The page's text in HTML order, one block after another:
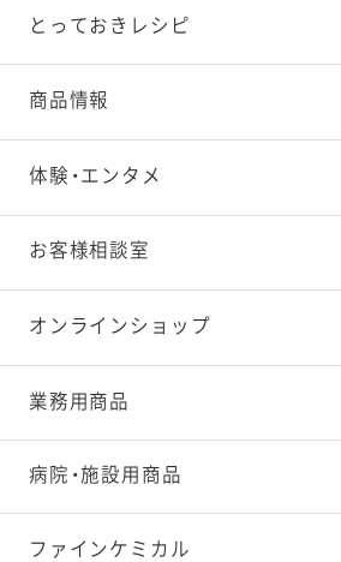
とっておきレシピ
とっておきレシピトップ
素材の知識
料理の基本
特集レシピ
レシピランキング
レシピ動画
今日のレシピギャラリー
商品情報
商品情報トップ
新商品・リニューアル品一覧
販売終了商品一覧
体験・エンタメ
体験・エンタメトップ
マヨテラス（見学施設）
オープンキッチン（工場見学）
深谷テラス ヤサイな仲間たち
おたのしみコンテンツ
お客様相談室
お客様相談室トップ
よくお寄せいただくご質問
お客様の声を活かしました
オンラインショップ
Qummy
キユーピーウエルネス
業務用商品
病院・施設用商品
ファインケミカル